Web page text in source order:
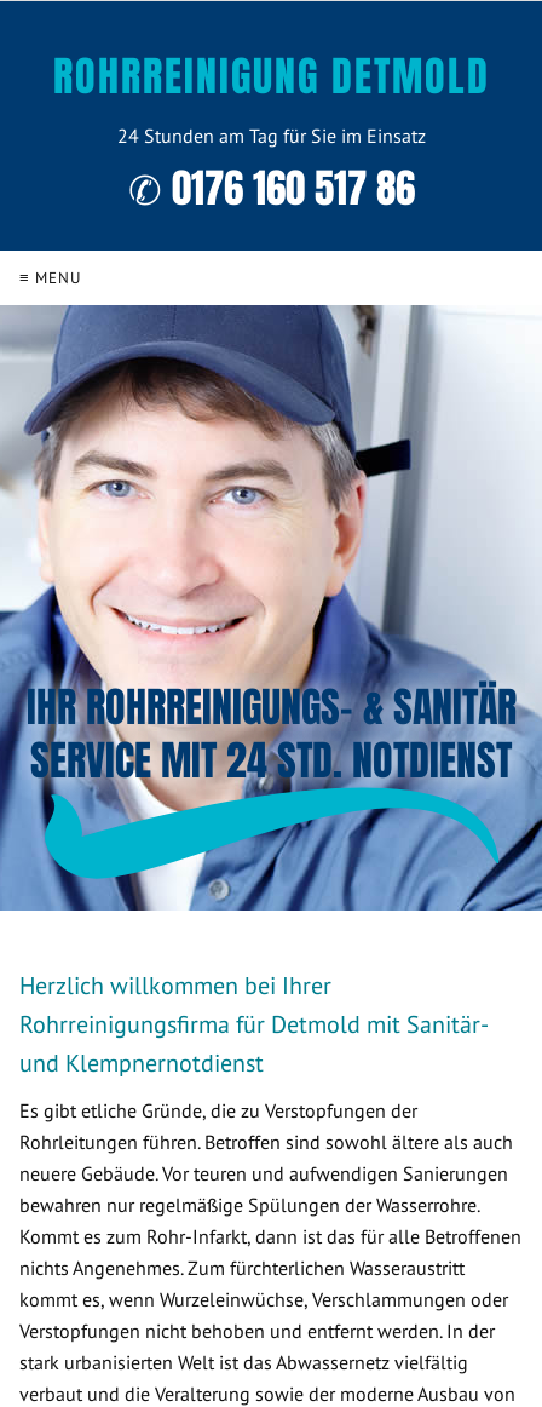
ROHRREINIGUNG DETMOLD
24 Stunden am Tag für Sie im Einsatz
✆ 0176 160 517 86
≡ MENU
IHR ROHRREINIGUNGS- & SANITÄR
SERVICE MIT 24 STD. NOTDIENST
Herzlich willkommen bei Ihrer
Rohrreinigungsfirma für Detmold mit Sanitär-
und Klempnernotdienst
Es gibt etliche Gründe, die zu Verstopfungen der
Rohrleitungen führen. Betroffen sind sowohl ältere als auch
neuere Gebäude. Vor teuren und aufwendigen Sanierungen
bewahren nur regelmäßige Spülungen der Wasserrohre.
Kommt es zum Rohr-Infarkt, dann ist das für alle Betroffenen
nichts Angenehmes. Zum fürchterlichen Wasseraustritt
kommt es, wenn Wurzeleinwüchse, Verschlammungen oder
Verstopfungen nicht behoben und entfernt werden. In der
stark urbanisierten Welt ist das Abwassernetz vielfältig
verbaut und die Veralterung sowie der moderne Ausbau von